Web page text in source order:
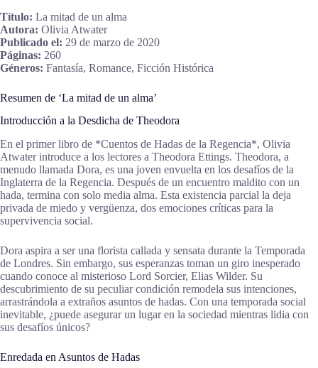
Título: La mitad de un alma
Autora: Olivia Atwater
Publicado el: 29 de marzo de 2020
Páginas: 260
Géneros: Fantasía, Romance, Ficción Histórica
Resumen de ‘La mitad de un alma’
Introducción a la Desdicha de Theodora
En el primer libro de *Cuentos de Hadas de la Regencia*, Olivia
Atwater introduce a los lectores a Theodora Ettings. Theodora, a
menudo llamada Dora, es una joven envuelta en los desafíos de la
Inglaterra de la Regencia. Después de un encuentro maldito con un
hada, termina con solo media alma. Esta existencia parcial la deja
privada de miedo y vergüenza, dos emociones críticas para la
supervivencia social.
Dora aspira a ser una florista callada y sensata durante la Temporada
de Londres. Sin embargo, sus esperanzas toman un giro inesperado
cuando conoce al misterioso Lord Sorcier, Elias Wilder. Su
descubrimiento de su peculiar condición remodela sus intenciones,
arrastrándola a extraños asuntos de hadas. Con una temporada social
inevitable, ¿puede asegurar un lugar en la sociedad mientras lidia con
sus desafíos únicos?
Enredada en Asuntos de Hadas